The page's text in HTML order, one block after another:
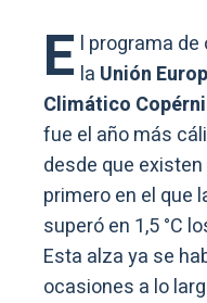
E l programa
la Unión
Climático
fue el año más
desde que
primero en el que
superó en 1,5 °C
Esta alza ya se
ocasiones a lo